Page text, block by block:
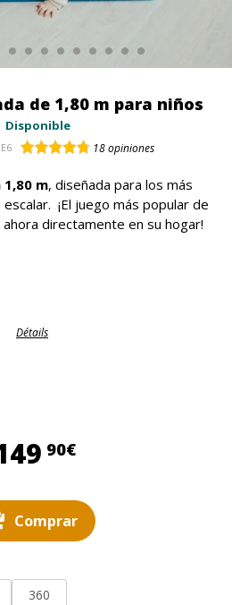
de 1,80 m para niños
Disponible
18opiniones
1,80 m, diseñada para los más
¡El juego más popular de
directamente en su hogar!
Détails
90€149,90 €
Comprar
360